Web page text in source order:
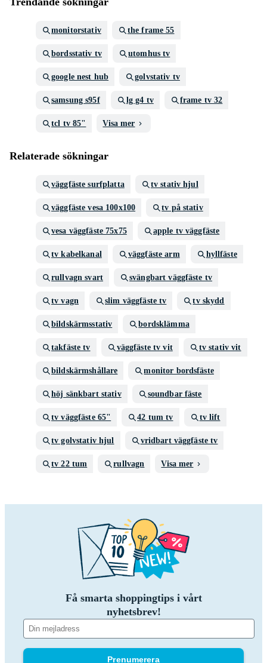
monitorstativ the frame 55
bordsstativ tv utomhus tv
google nest hub golvstativ tv
samsung s95f lg g4 tv frame tv 32
tcl tv 85" Visa mer
Relaterade sökningar
väggfäste surfplatta tv stativ hjul
väggfäste vesa 100x100 tv på stativ
vesa väggfäste 75x75 apple tv väggfäste
tv kabelkanal väggfäste arm hyllfäste
rullvagn svart svängbart väggfäste tv
tv vagn slim väggfäste tv tv skydd
bildskärmsstativ bordsklämma
takfäste tv väggfäste tv vit tv stativ vit
bildskärmshållare monitor bordsfäste
höj sänkbart stativ soundbar fäste
tv väggfäste 65" 42 tum tv tv lift
tv golvstativ hjul vridbart väggfäste tv
tv 22 tum rullvagn Visa mer
Få smarta shoppingtips i vårt
nyhetsbrev!
Prenumerera